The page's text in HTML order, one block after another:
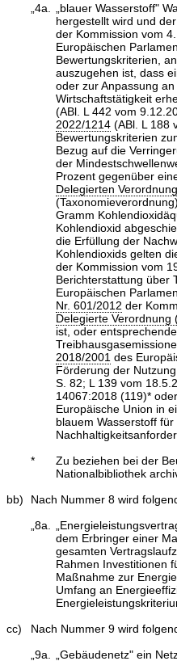
„4a.
„blauer Wasserstoff"
hergestellt wird und
der Kommission vom
Europäischen
Bewertungskriterien,
auszugehen ist, dass
oder zur Anpassung
Wirtschaftstätigkeit
(ABl. L 442 vom
2022/1214 (ABl. L 188
Bewertungskriterien
Bezug auf die
der
Prozent gegenüber
Delegierten
Gramm
Kohlendioxid
die Erfüllung der
Kohlendioxids gelten
der Kommission vom
Berichterstattung über
Europäischen
Nr. 601/2012 der
Delegierte Verordnung
ist, oder
2018/2001 des
Förderung der
S. 82; L 139 vom
14067:2018 (119)*
Europäische Union in
blauem Wasserstoff
*
Zu beziehen bei der
Nationalbibliothek
bb)
Nach Nummer 8 wird
„8a.
dem Erbringer einer
gesamten
Rahmen Investitionen
Maßnahme zur
Umfang an
cc)
Nach Nummer 9 wird
„9a.
„Gebäudenetz" ein